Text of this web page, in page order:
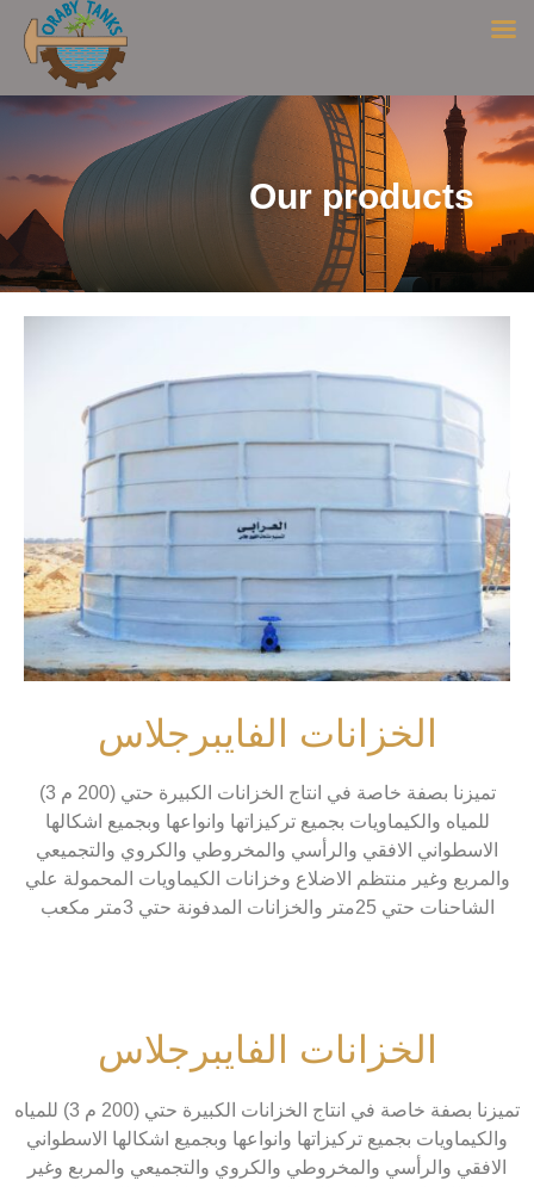
Our products
الخزانات الفايبرجلاس
تميزنا بصفة خاصة في انتاج الخزانات الكبيرة حتي (200 م 3)
للمياه والكيماويات بجميع تركيزاتها وانواعها وبجميع اشكالها
الاسطواني الافقي والرأسي والمخروطي والكروي والتجميعي
والمربع وغير منتظم الاضلاع وخزانات الكيماويات المحمولة علي
الشاحنات حتي 25متر والخزانات المدفونة حتي 3متر مكعب
الخزانات الفايبرجلاس
تميزنا بصفة خاصة في انتاج الخزانات الكبيرة حتي (200 م 3) للمياه
والكيماويات بجميع تركيزاتها وانواعها وبجميع اشكالها الاسطواني
الافقي والرأسي والمخروطي والكروي والتجميعي والمربع وغير